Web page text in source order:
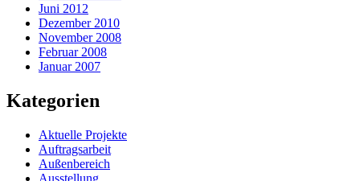
Juni 2012
Dezember 2010
November 2008
Februar 2008
Januar 2007
Kategorien
Aktuelle Projekte
Auftragsarbeit
Außenbereich
Ausstellung